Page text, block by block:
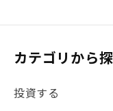
カテゴリから
投資する